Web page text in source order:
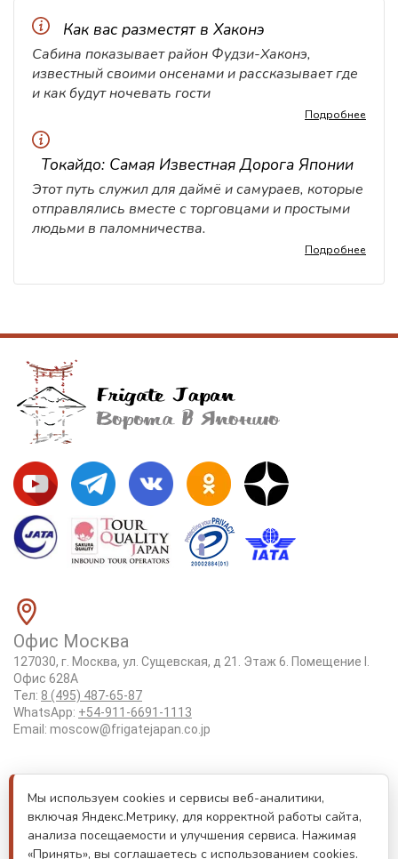
Как вас разместят в Хаконэ
Сабина показывает район Фудзи-Хаконэ,
известный своими онсенами и рассказывает где
и как будут ночевать гости
Подробнее
Токайдо: Самая Известная Дорога Японии
Этот путь служил для даймё и самураев, которые
отправлялись вместе с торговцами и простыми
людьми в паломничества.
Подробнее
Офис Москва
127030, г. Москва, ул. Сущевская, д 21. Этаж 6. Помещение I.
Офис 628А
Тел: 8 (495) 487-65-87
WhatsApp: +54-911-6691-1113
Email: moscow@frigatejapan.co.jp
Положение об обработке персональных данных
Лицензия Tottori #3-92
Реестровый номер туроператора РТО 000170
Мы используем cookies и сервисы веб-аналитики,
включая Яндекс.Метрику, для корректной работы сайта,
анализа посещаемости и улучшения сервиса. Нажимая
«Принять», вы соглашаетесь с использованием cookies.